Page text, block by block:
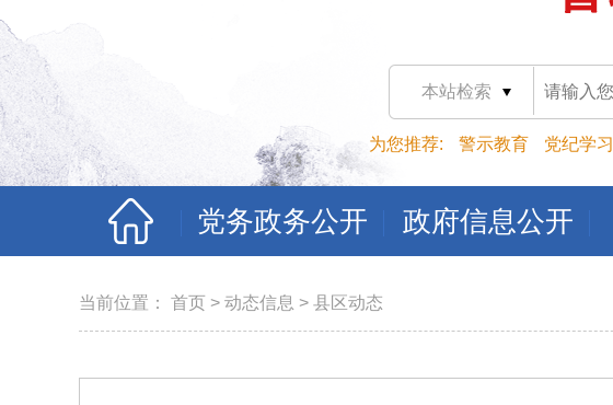
本站检索
为您推荐: 警示教育 党纪学习
党务政务公开 政府信息公开
当前位置： 首页 > 动态信息 > 县区动态